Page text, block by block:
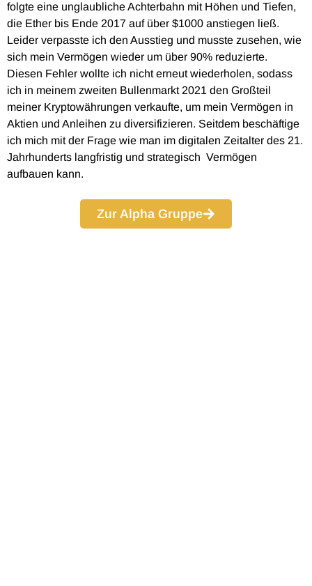
folgte eine unglaubliche Achterbahn mit Höhen und Tiefen,
die Ether bis Ende 2017 auf über $1000 anstiegen ließ.
Leider verpasste ich den Ausstieg und musste zusehen, wie
sich mein Vermögen wieder um über 90% reduzierte.
Diesen Fehler wollte ich nicht erneut wiederholen, sodass
ich in meinem zweiten Bullenmarkt 2021 den Großteil
meiner Kryptowährungen verkaufte, um mein Vermögen in
Aktien und Anleihen zu diversifizieren. Seitdem beschäftige
ich mich mit der Frage wie man im digitalen Zeitalter des 21.
Jahrhunderts langfristig und strategisch Vermögen
aufbauen kann.
Zur Alpha Gruppe